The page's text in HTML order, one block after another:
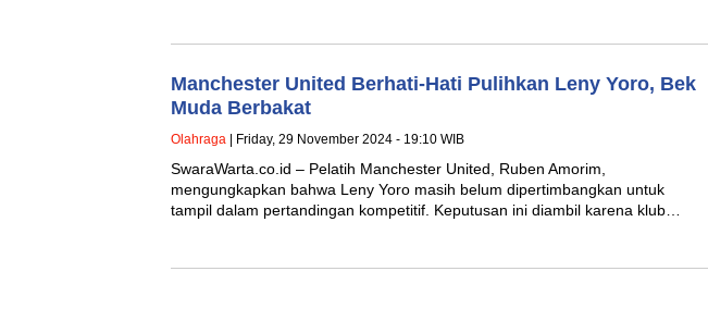
Manchester United Berhati-Hati Pulihkan Leny Yoro, Bek
Muda Berbakat
Olahraga | Friday, 29 November 2024 - 19:10 WIB
SwaraWarta.co.id – Pelatih Manchester United, Ruben Amorim,
mengungkapkan bahwa Leny Yoro masih belum dipertimbangkan untuk
tampil dalam pertandingan kompetitif. Keputusan ini diambil karena klub…